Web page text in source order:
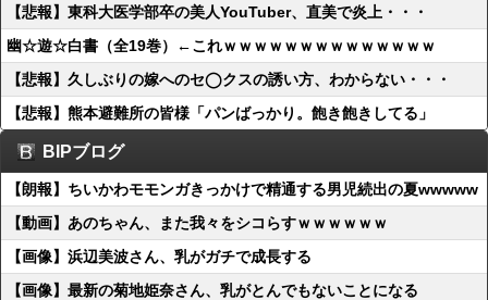
【悲報】東科大医学部卒の美人YouTuber、直美で炎上・・・
幽☆遊☆白書（全19巻）←これｗｗｗｗｗｗｗｗｗｗｗｗｗｗ
【悲報】久しぶりの嫁へのセ◯クスの誘い方、わからない・・・
【悲報】熊本避難所の皆様「パンばっかり。飽き飽きしてる」
BIPブログ
【朗報】ちいかわモモンガきっかけで精通する男児続出の夏wwwww
【動画】あのちゃん、また我々をシコらすｗｗｗｗｗｗ
【画像】浜辺美波さん、乳がガチで成長する
【画像】最新の菊地姫奈さん、乳がとんでもないことになる